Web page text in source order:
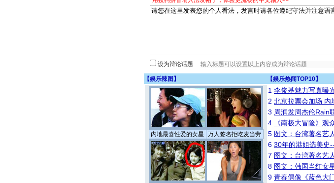
设为辩论话题
【娱乐辣图 】 【娱乐热闻TOP10】
内地最喜性爱的女星 万人签名拒吃麦当劳
1 李俊基魅力写真曝
2 北京拉票会加场 内
3 周润发周杰伦Rain
4
《南极大冒险》观
5 图文：台湾著名艺
6 30年的港姐选美史
7 图文：台湾著名艺
8 图文：韩国当红女
9 青春偶像《蓝色大